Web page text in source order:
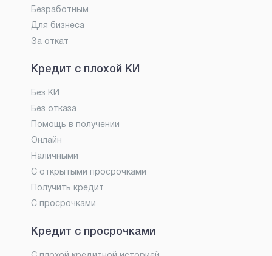
Безработным
Для бизнеса
За откат
Кредит с плохой КИ
Без КИ
Без отказа
Помощь в получении
Онлайн
Наличными
С открытыми просрочками
Получить кредит
С просрочками
Кредит с просрочками